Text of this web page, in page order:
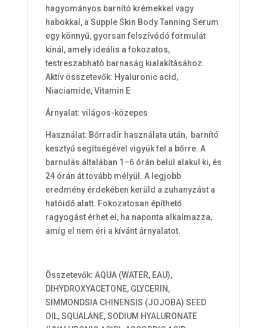
hagyományos barnító krémekkel vagy
habokkal, a Supple Skin Body Tanning Serum
egy könnyű, gyorsan felszívódó formulát
kínál, amely ideális a fokozatos,
testreszabható barnaság kialakításához.
Aktív összetevők: Hyaluronic acid,
Niaciamide, Vitamin E
Árnyalat: világos-közepes
Használat: Bőrradír használata után, barnító
kesztyű segítségével vigyük fel a bőrre. A
barnulás általában 1–6 órán belül alakul ki, és
24 órán át tovább mélyül. A legjobb
eredmény érdekében kerüld a zuhanyzást a
hatóidő alatt. Fokozatosan építhető
ragyogást érhet el, ha naponta alkalmazza,
amíg el nem éri a kívánt árnyalatot.
Összetevők: AQUA (WATER, EAU),
DIHYDROXYACETONE, GLYCERIN,
SIMMONDSIA CHINENSIS (JOJOBA) SEED
OIL, SQUALANE, SODIUM HYALURONATE